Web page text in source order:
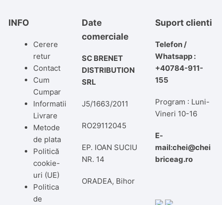
INFO
Cerere
retur
Contact
Cum
Cumpar
Informatii
Livrare
Metode
de plata
Politică
cookie-
uri (UE)
Politica
de
Date
comerciale
SC BRENET
DISTRIBUTION
SRL
J5/1663/2011
RO29112045
EP. IOAN SUCIU
NR. 14
ORADEA, Bihor
Suport clienti
Telefon /
Whatsapp :
+40784-911-
155
Program : Luni-
Vineri 10-16
E-
mail:chei@chei
briceag.ro